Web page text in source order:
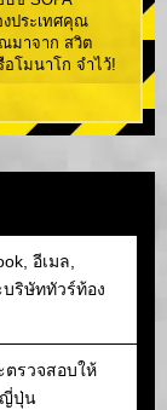
ประเทศคุณ
มาจาก สวิต
อโมนาโก จำไว้!
อีเมล,
ริษัททัวร์ท้อง
ตรวจสอบให้
ปุ่น